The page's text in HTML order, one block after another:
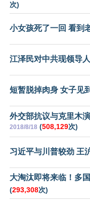
次)
小女孩死了一回 看到
江泽民对中共现领导
短暂脱掉肉身 女子见
外交部抗议与克里木
2018/8/18 (508,129次)
习近平与川普较劲 王
大淘汰即将来临！多
(293,308次)